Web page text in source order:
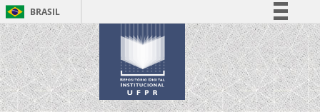
BRASIL
Simplifique!
Comunica BR
Participe
Acesso à informação